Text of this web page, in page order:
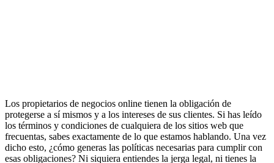
Los propietarios de negocios online tienen la obligación de
protegerse a sí mismos y a los intereses de sus clientes. Si has leído
los términos y condiciones de cualquiera de los sitios web que
frecuentas, sabes exactamente de lo que estamos hablando. Una vez
dicho esto, ¿cómo generas las políticas necesarias para cumplir con
esas obligaciones? Ni siquiera entiendes la jerga legal, ni tienes la